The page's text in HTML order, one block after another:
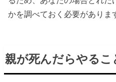
かを調べておく必要がありま
親が死んだらやるこ